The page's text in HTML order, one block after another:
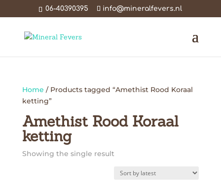
06-40390395 info@mineralfevers.nl
Home / Products tagged “Amethist Rood Koraal
ketting”
Amethist Rood Koraal
ketting
Showing the single result